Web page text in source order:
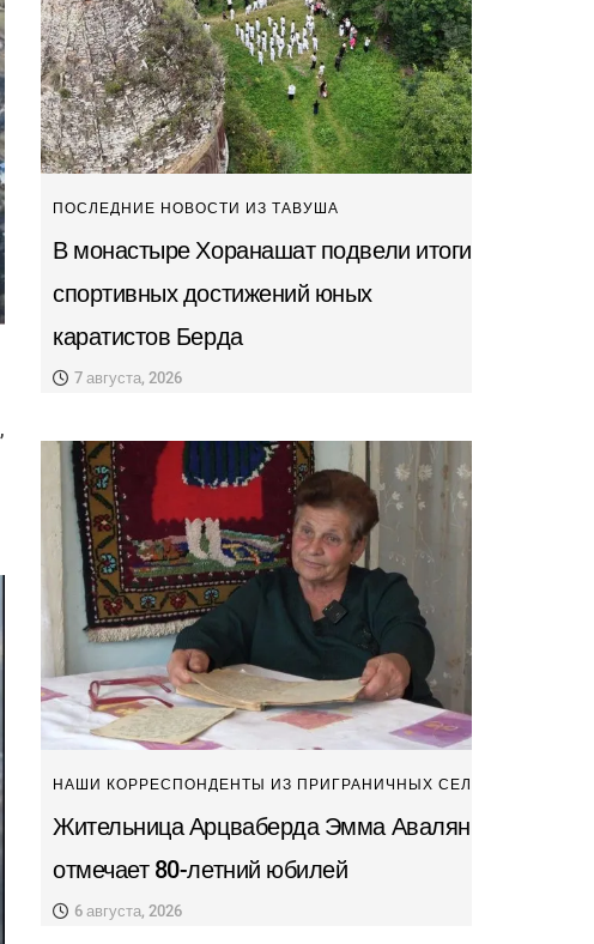
ПОСЛЕДНИЕ НОВОСТИ ИЗ ТАВУША
В монастыре Хоранашат подвели итоги
спортивных достижений юных
каратистов Берда
7 августа, 2026
НАШИ КОРРЕСПОНДЕНТЫ ИЗ ПРИГРАНИЧНЫХ СЕЛ
Жительница Арцваберда Эмма Авалян
отмечает 80-летний юбилей
6 августа, 2026